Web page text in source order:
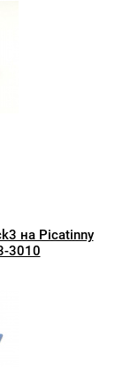
на Picatinny
3010